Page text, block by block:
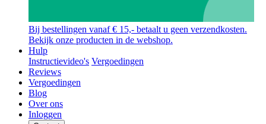
Bij bestellingen vanaf € 15,- betaalt u geen verzendkosten.
Bekijk onze producten in de webshop.
Hulp
Instructievideo's Vergoedingen
Reviews
Vergoedingen
Blog
Over ons
Inloggen